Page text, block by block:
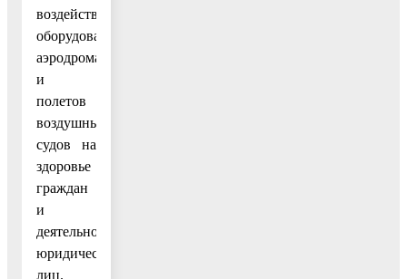
воздействий
оборудования
аэродрома
и
полетов
воздушных
судов на
здоровье
граждан
и
деятельность
юридических
лиц.